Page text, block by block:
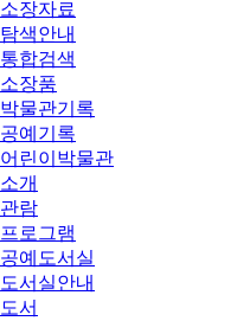
소장자료
탐색안내
통합검색
소장품
박물관기록
공예기록
어린이박물관
소개
관람
프로그램
공예도서실
도서실안내
도서